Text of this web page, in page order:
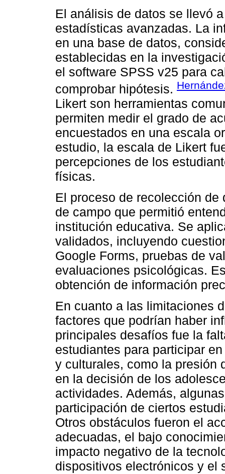
El análisis de datos se llevó
estadísticas avanzadas. La
en una base de datos,
establecidas en la
el software SPSS v25 para
comprobar hipótesis.
Likert son herramientas
permiten medir el grado de
encuestados en una escala
estudio, la escala de Likert
percepciones de los
físicas.
El proceso de recolección
de campo que permitió
institución educativa. Se
validados, incluyendo
Google Forms, pruebas de
evaluaciones psicológicas.
obtención de información
En cuanto a las limitaciones
factores que podrían haber
principales desafíos fue la
estudiantes para participar
y culturales, como la presión
en la decisión de los
actividades. Además,
participación de ciertos
Otros obstáculos fueron el
adecuadas, el bajo
impacto negativo de la
dispositivos electrónicos y el